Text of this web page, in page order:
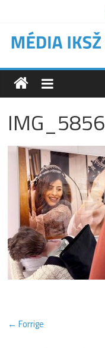
IMG_5856
← Forrige